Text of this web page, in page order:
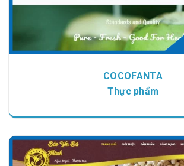
COCOFANTA
Thực phẩm